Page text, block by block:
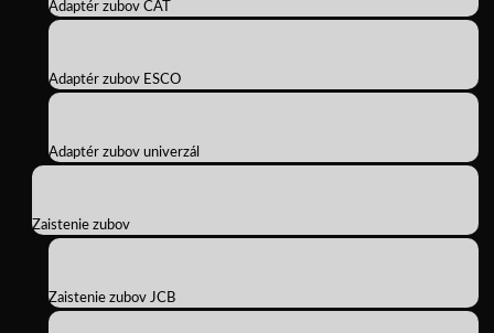
Adaptér zubov CAT
Adaptér zubov ESCO
Adaptér zubov univerzál
Zaistenie zubov
Zaistenie zubov JCB